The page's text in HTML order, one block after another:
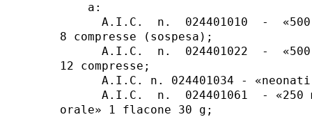
    a:
A.I.C.  n.  024401010  -
8 compresse (sospesa);
A.I.C.  n.  024401022  -
12 compresse;
A.I.C. n. 024401034 -
A.I.C.  n.  024401061  - «250
orale» 1 flacone 30 g;